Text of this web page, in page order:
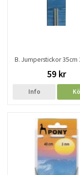
B. Jumperstickor 35cm
59 kr
Info